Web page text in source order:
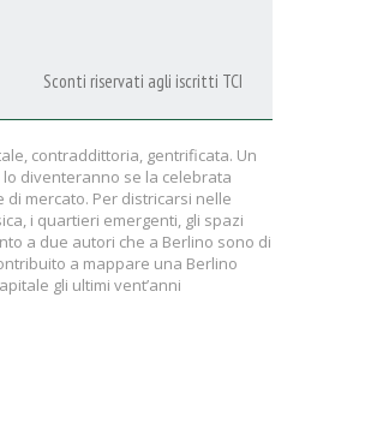
Sconti riservati agli iscritti TCI
contraddittoria, gentrificata. Un
diventeranno se la celebrata
mercato. Per districarsi nelle
i quartieri emergenti, gli spazi
a due autori che a Berlino sono di
a mappare una Berlino
gli ultimi vent’anni